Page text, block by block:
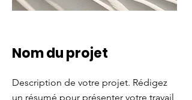
Nom du projet
Description de votre projet. Rédigez
un résumé pour présenter votre travail